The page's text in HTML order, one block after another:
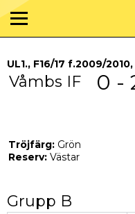
UL1., F16/17 f.2009/
Våmbs IF 0 -
Tröjfärg: Grön
Reserv: Västar
Grupp B